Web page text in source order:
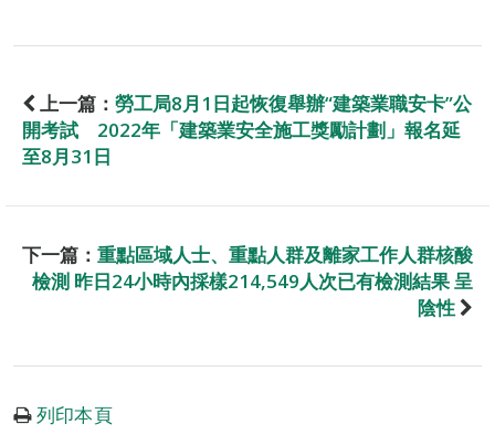
上一篇： 勞工局8月1日起恢復舉辦“建築業職安卡”公
開考試 2022年「建築業安全施工獎勵計劃」報名延
至8月31日
下一篇： 重點區域人士、重點人群及離家工作人群核酸
檢測 昨日24小時內採樣214,549人次已有檢測結果 呈
陰性
列印本頁